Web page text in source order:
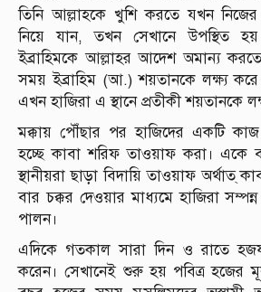
তিনি আল্লাহকে খুশি করতে যখন নিজের
নিয়ে যান, তখন সেখানে উপস্থিত
ইব্রাহিমকে আল্লাহর আদেশ অমান্য
সময় ইব্রাহিম (আ.) শয়তানকে লক্ষ্য করে
এখন হাজিরা এ স্থানে প্রতীকী শয়তানকে
মক্কায় পৌঁছার পর হাজিদের একটি কাজ
হচ্ছে কাবা শরিফ তাওয়াফ করা। একে
স্থানীয়রা ছাড়া বিদায়ি তাওয়াফ অর্থাত্
বার চক্কর দেওয়ার মাধ্যমে হাজিরা
পালন।
এদিকে গতকাল সারা দিন ও রাতে
করেন। সেখানেই শুরু হয় পবিত্র হজের